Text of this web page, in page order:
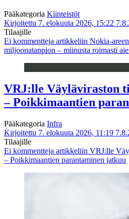
Pääkategoria Kiinteistöt
Kirjoitettu 7. elokuuta 2026, 15:22
Tilaajille
Ei kommentteja artikkeliin Nokia-
miljoonatappion – miinusta roimasti
VRJ:lle Väyläviraston
– Poikkimaantien
Pääkategoria Infra
Kirjoitettu 7. elokuuta 2026, 11:19
Tilaajille
Ei kommentteja artikkeliin VRJ:lle
– Poikkimaantien parantaminen jatkuu